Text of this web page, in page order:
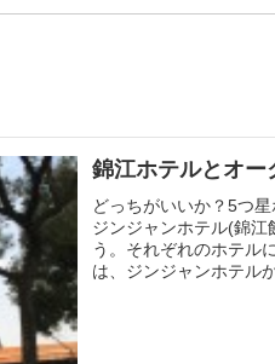
錦江ホテルとオー
どっちがいいか？5つ
ジンジャンホテル(錦江
う。それぞれのホテル
は、ジンジャンホテルか